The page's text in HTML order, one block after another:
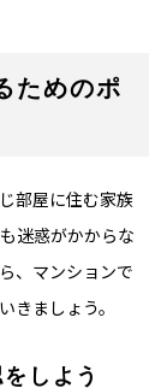
ためのポ
部屋に住む家族
迷惑がかからな
、マンションで
きましょう。
しよう